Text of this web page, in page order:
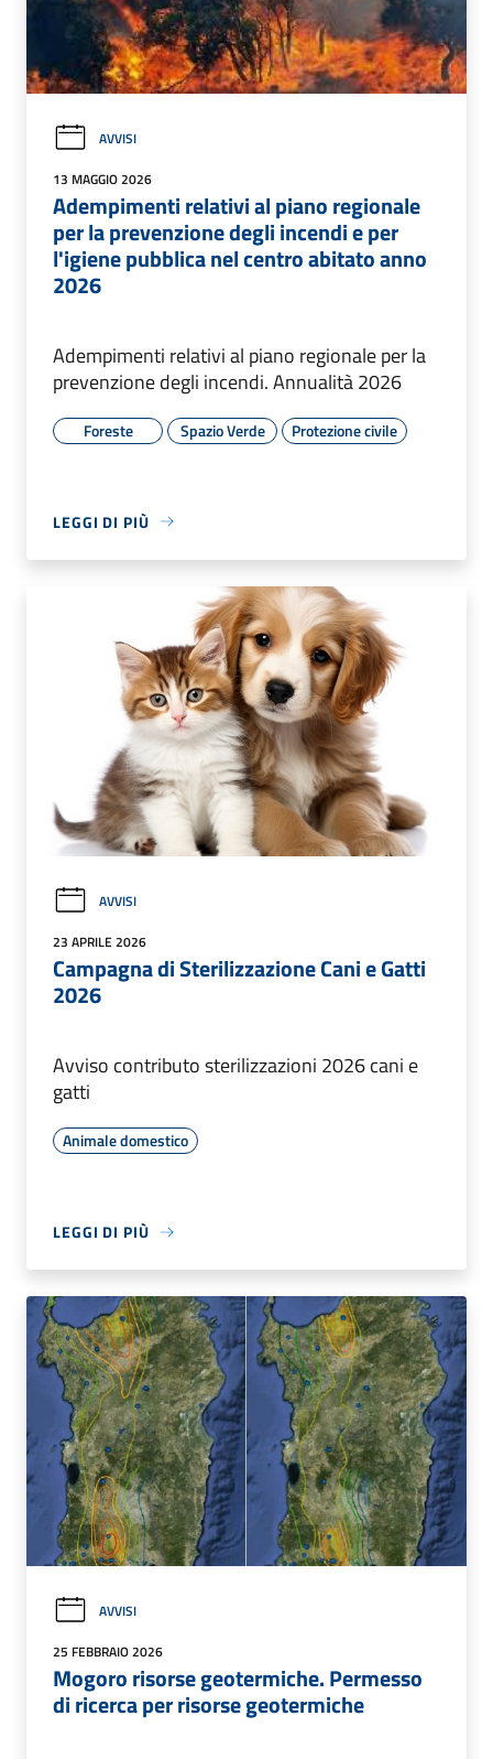
AVVISI
13 MAGGIO 2026
Adempimenti relativi al piano regionale
per la prevenzione degli incendi e per
l'igiene pubblica nel centro abitato anno
2026
Adempimenti relativi al piano regionale per la
prevenzione degli incendi. Annualità 2026
Foreste Spazio Verde Protezione civile
LEGGI DI PIÙ
AVVISI
23 APRILE 2026
Campagna di Sterilizzazione Cani e Gatti
2026
Avviso contributo sterilizzazioni 2026 cani e
gatti
Animale domestico
LEGGI DI PIÙ
AVVISI
25 FEBBRAIO 2026
Mogoro risorse geotermiche. Permesso
di ricerca per risorse geotermiche